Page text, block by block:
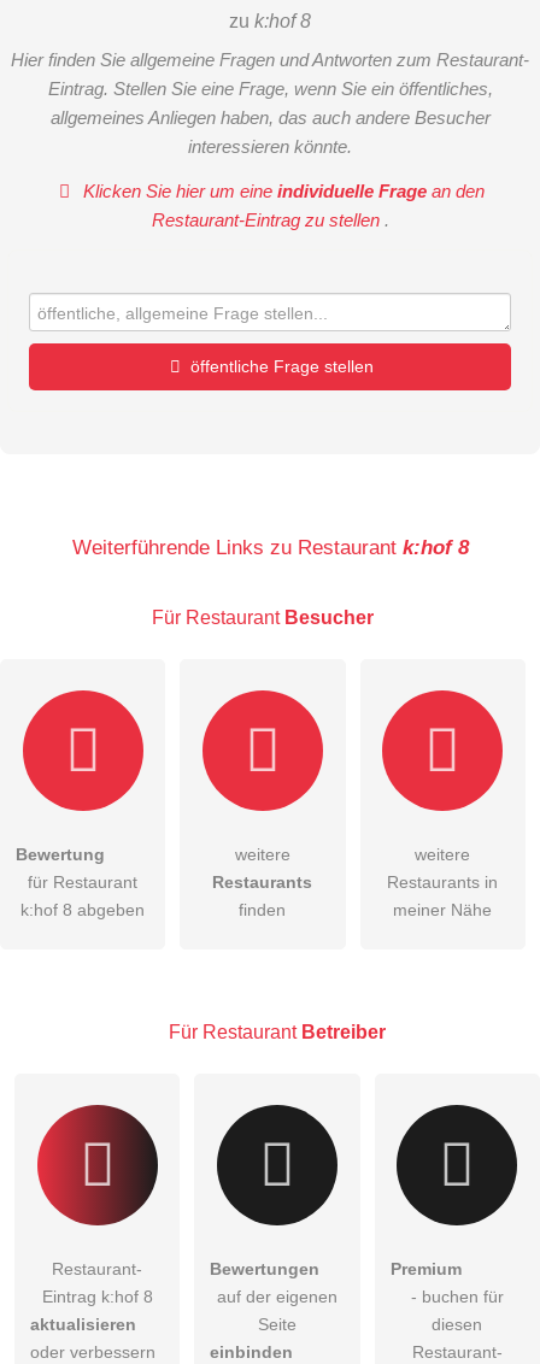
zu k:hof 8
Hier finden Sie allgemeine Fragen und Antworten zum Restaurant-
Eintrag. Stellen Sie eine Frage, wenn Sie ein öffentliches,
allgemeines Anliegen haben, das auch andere Besucher
interessieren könnte.
Klicken Sie hier um eineindividuelle Frage an den
Restaurant-Eintrag zu stellen .
öffentliche Frage stellen
E-Mail-Adresse (wird nicht veröffentlicht)
Hiermit akzeptiere ich dieAGB
DieDatenschutzerklärung habe ich zur Kenntnis genommen.
Bitte beachten Sie, öffentliche Fragen sind
Restaurant-Eintrag zu stellen.
Weiterführende Links zu Restaurant k:hof 8
Für Restaurant Besucher
Bewertung
für Restaurant
k:hof 8 abgeben
weitere
Restaurants
finden
weitere
Restaurants in
meiner Nähe
Für Restaurant Betreiber
Restaurant-
Eintrag k:hof 8
aktualisieren
oder verbessern
Bewertungen
auf der eigenen
Seite
einbinden
Premium
- buchen für
diesen
Restaurant-